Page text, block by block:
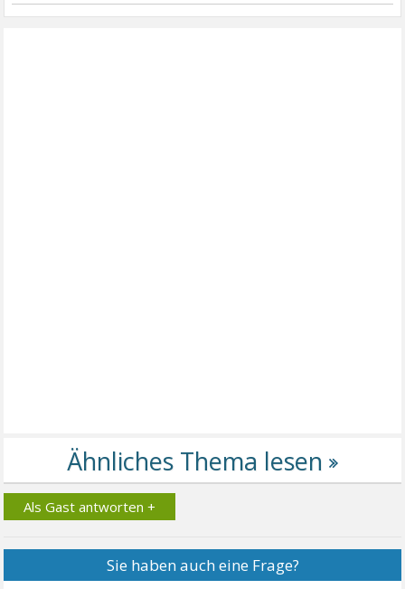
Als Gast antworten +
Sie haben auch eine Frage?